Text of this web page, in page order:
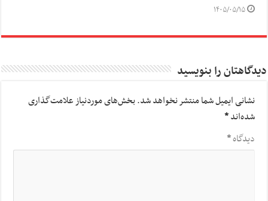
۱۴۰۵/۰۵/۱۵
دیدگاهتان را بنویسید
نشانی ایمیل شما منتشر نخواهد شد.بخش‌های موردنیاز علامت‌گذاری
شده‌اند*
دیدگاه*